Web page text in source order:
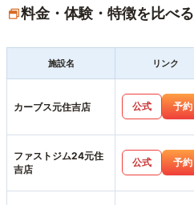
料金・体験・特徴を比べる
施設名 リンク
カーブス元住吉店 公式 予約
ファストジム24元住
吉店
公式 予約